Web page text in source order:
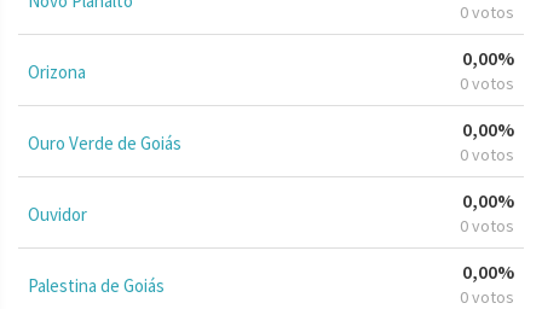
0 votos
Orizona
0,00%
0 votos
Ouro Verde de Goiás
0,00%
0 votos
Ouvidor
0,00%
0 votos
Palestina de Goiás
0,00%
0 votos